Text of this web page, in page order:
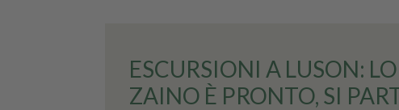
ESCURSIONI A LUSON: LO
ZAINO È PRONTO, SI